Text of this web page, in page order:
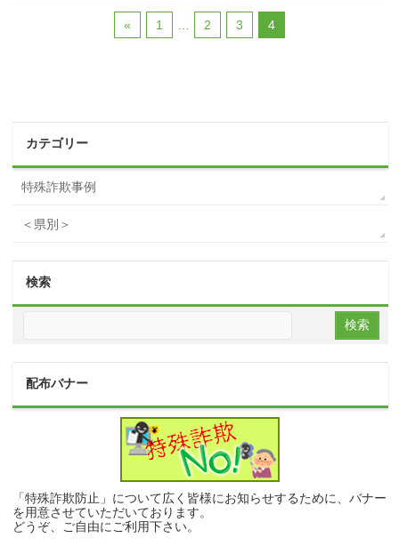
« 1 … 2 3 4
カテゴリー
特殊詐欺事例
＜県別＞
検索
配布バナー
「特殊詐欺防止」について広く皆様にお知らせするために、バナー
を用意させていただいております。
どうぞ、ご自由にご利用下さい。